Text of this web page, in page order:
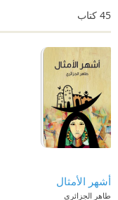
45 كتاب
أشهر الأمثال
طاهر الجزائري